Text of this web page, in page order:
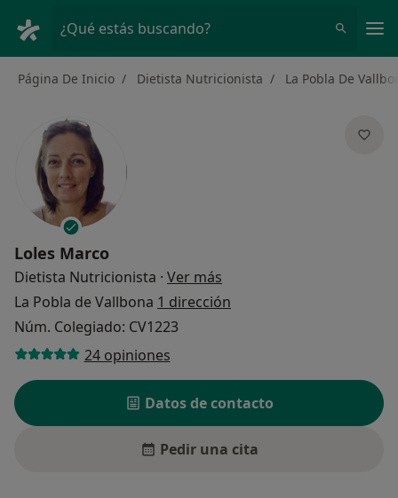
¿Qué estás buscando?
Página De Inicio Dietista Nutricionista La Pobla De
Loles Marco
Dietista Nutricionista · Ver más
La Pobla de Vallbona 1 dirección
Núm. Colegiado: CV1223
24 opiniones
Datos de contacto
Pedir una cita